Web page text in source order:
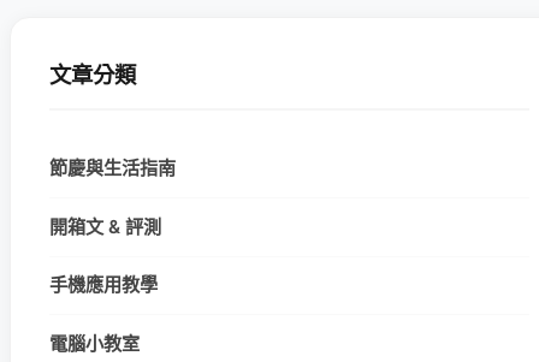
文章分類
節慶與生活指南
開箱文 & 評測
手機應用教學
電腦小教室